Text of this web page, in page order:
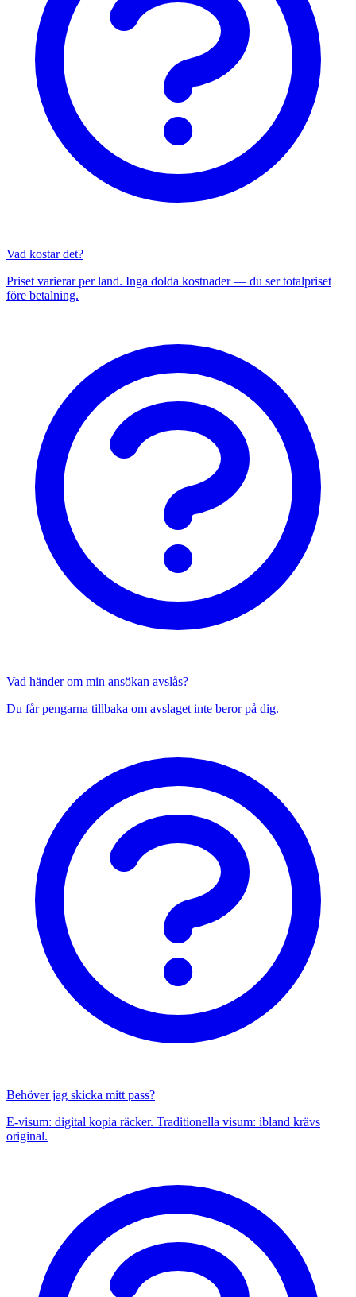
Vad kostar det?
Priset varierar per land. Inga dolda kostnader — du ser totalpriset
före betalning.
Vad händer om min ansökan avslås?
Du får pengarna tillbaka om avslaget inte beror på dig.
Behöver jag skicka mitt pass?
E-visum: digital kopia räcker. Traditionella visum: ibland krävs
original.